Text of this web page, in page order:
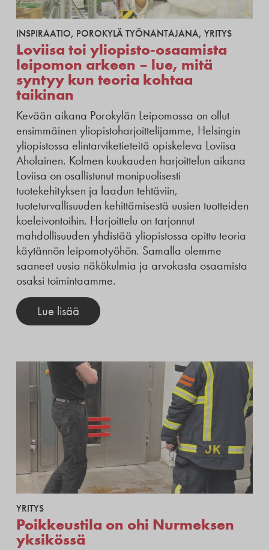
INSPIRAATIO, POROKYLÄ TYÖNANTAJANA, YRITYS
Loviisa toi yliopisto-osaamista
leipomon arkeen – lue, mitä
syntyy kun teoria kohtaa
taikinan
Kevään aikana Porokylän Leipomossa on ollut
ensimmäinen yliopistoharjoittelijamme, Helsingin
yliopistossa elintarviketieteitä opiskeleva Loviisa
Aholainen. Kolmen kuukauden harjoittelun aikana
Loviisa on osallistunut monipuolisesti
tuotekehityksen ja laadun tehtäviin,
tuoteturvallisuuden kehittämisestä uusien tuotteiden
koeleivontoihin. Harjoittelu on tarjonnut
mahdollisuuden yhdistää yliopistossa opittu teoria
käytännön leipomotyöhön. Samalla olemme
saaneet uusia näkökulmia ja arvokasta osaamista
osaksi toimintaamme.
Lue lisää
YRITYS
Poikkeustila on ohi Nurmeksen
yksikössä